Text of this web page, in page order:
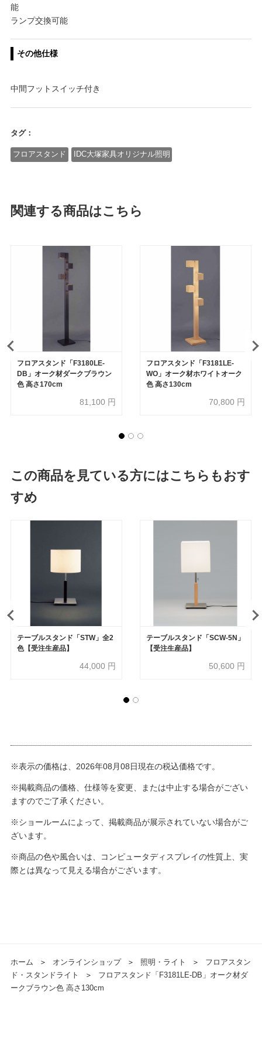
能
ランプ交換可能
その他仕様
中間フットスイッチ付き
タグ：
フロアスタンド IDC大塚家具オリジナル照明
関連する商品はこちら
フロアスタンド「F3180LE-
DB」オーク材ダークブラウン
色 高さ170cm
81,100 円
フロアスタンド「F3181LE-
WO」オーク材ホワイトオーク
色 高さ130cm
70,800 円
この商品を見ている方にはこちらもおす
すめ
テーブルスタンド「STW」全2
色【受注生産品】
44,000 円
テーブルスタンド「SCW-5N」
【受注生産品】
50,600 円
※表示の価格は、2026年08月08日現在の税込価格です。
※掲載商品の価格、仕様等を変更、または中止する場合がござい
ますのでご了承ください。
※ショールームによって、掲載商品が展示されていない場合がご
ざいます。
※商品の色や風合いは、コンピュータディスプレイの性質上、実
際とは異なって見える場合がございます。
ホーム ＞ オンラインショップ ＞ 照明・ライト ＞
フロアスタン
ド・スタンドライト
＞
フロアスタンド「F3181LE-DB」オーク材ダ
ークブラウン色 高さ130cm